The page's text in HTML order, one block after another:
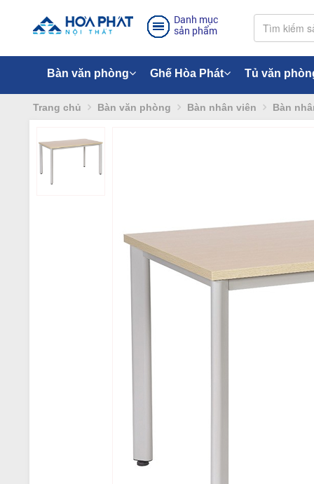
Danh mục
sản phẩm
Bàn văn phòng Ghế Hòa Phát Tủ văn
Trang chủ Bàn văn phòng Bàn nhân viên Bàn